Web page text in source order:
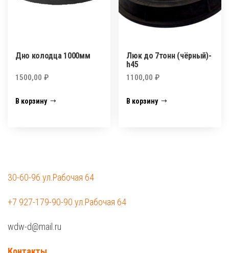
Дно колодца 1000мм
1500,00 ₽
В корзину
Люк до 7тонн (чёрный)-
h45
1100,00₽
В корзину
30-60-96 ул.Рабочая 64
+7 927-179-90-90 ул.Рабочая 64
wdw-d@mail.ru